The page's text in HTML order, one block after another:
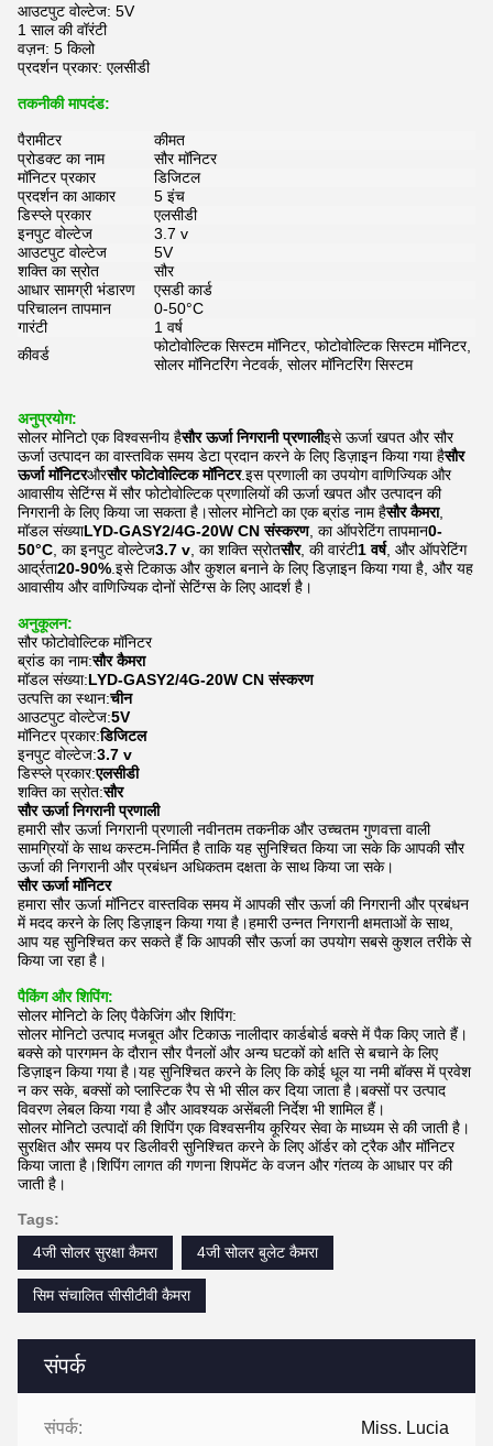
संपर्क
संपर्क: Miss. Lucia
आउटपुट वोल्टेज: 5V
1 साल की वॉरंटी
वज़न: 5 किलो
प्रदर्शन प्रकार: एलसीडी
तकनीकी मापदंड:
पैरामीटर
कीमत
प्रोडक्ट का नाम
सौर मॉनिटर
मॉनिटर प्रकार
डिजिटल
प्रदर्शन का आकार
5 इंच
डिस्प्ले प्रकार
एलसीडी
इनपुट वोल्टेज
3.7 v
आउटपुट वोल्टेज
5V
शक्ति का स्रोत
सौर
आधार सामग्री भंडारण
एसडी कार्ड
परिचालन तापमान
0-50°C
गारंटी
1 वर्ष
कीवर्ड
फोटोवोल्टिक सिस्टम मॉनिटर, फोटोवोल्टिक सिस्टम मॉनिटर,
सोलर मॉनिटरिंग नेटवर्क, सोलर मॉनिटरिंग सिस्टम
अनुप्रयोग:
सोलर मोनिटो एक विश्वसनीय हैसौर ऊर्जा निगरानी प्रणालीइसे ऊर्जा खपत और सौर
ऊर्जा उत्पादन का वास्तविक समय डेटा प्रदान करने के लिए डिज़ाइन किया गया हैसौर
ऊर्जा मॉनिटरऔरसौर फोटोवोल्टिक मॉनिटर.इस प्रणाली का उपयोग वाणिज्यिक और
आवासीय सेटिंग्स में सौर फोटोवोल्टिक प्रणालियों की ऊर्जा खपत और उत्पादन की
निगरानी के लिए किया जा सकता है।सोलर मोनिटो का एक ब्रांड नाम हैसौर कैमरा,
मॉडल संख्याLYD-GASY2/4G-20W CN संस्करण, का ऑपरेटिंग तापमान0-
50°C , का इनपुट वोल्टेज3.7 v , का शक्ति स्रोतसौर, की वारंटी1 वर्ष, और ऑपरेटिंग
आर्द्रता20-90% .इसे टिकाऊ और कुशल बनाने के लिए डिज़ाइन किया गया है, और यह
आवासीय और वाणिज्यिक दोनों सेटिंग्स के लिए आदर्श है।
अनुकूलन:
सौर फोटोवोल्टिक मॉनिटर
ब्रांड का नाम:सौर कैमरा
मॉडल संख्या:LYD-GASY2/4G-20W CN संस्करण
उत्पत्ति का स्थान:चीन
आउटपुट वोल्टेज:5V
मॉनिटर प्रकार:डिजिटल
इनपुट वोल्टेज:3.7 v
डिस्प्ले प्रकार:एलसीडी
शक्ति का स्रोत:सौर
सौर ऊर्जा निगरानी प्रणाली
हमारी सौर ऊर्जा निगरानी प्रणाली नवीनतम तकनीक और उच्चतम गुणवत्ता वाली
सामग्रियों के साथ कस्टम-निर्मित है ताकि यह सुनिश्चित किया जा सके कि आपकी सौर
ऊर्जा की निगरानी और प्रबंधन अधिकतम दक्षता के साथ किया जा सके।
सौर ऊर्जा मॉनिटर
हमारा सौर ऊर्जा मॉनिटर वास्तविक समय में आपकी सौर ऊर्जा की निगरानी और प्रबंधन
में मदद करने के लिए डिज़ाइन किया गया है।हमारी उन्नत निगरानी क्षमताओं के साथ,
आप यह सुनिश्चित कर सकते हैं कि आपकी सौर ऊर्जा का उपयोग सबसे कुशल तरीके से
किया जा रहा है।
पैकिंग और शिपिंग:
सोलर मोनिटो के लिए पैकेजिंग और शिपिंग:
सोलर मोनिटो उत्पाद मजबूत और टिकाऊ नालीदार कार्डबोर्ड बक्से में पैक किए जाते हैं।
बक्से को पारगमन के दौरान सौर पैनलों और अन्य घटकों को क्षति से बचाने के लिए
डिज़ाइन किया गया है।यह सुनिश्चित करने के लिए कि कोई धूल या नमी बॉक्स में प्रवेश
न कर सके, बक्सों को प्लास्टिक रैप से भी सील कर दिया जाता है।बक्सों पर उत्पाद
विवरण लेबल किया गया है और आवश्यक असेंबली निर्देश भी शामिल हैं।
सोलर मोनिटो उत्पादों की शिपिंग एक विश्वसनीय कूरियर सेवा के माध्यम से की जाती है।
सुरक्षित और समय पर डिलीवरी सुनिश्चित करने के लिए ऑर्डर को ट्रैक और मॉनिटर
किया जाता है।शिपिंग लागत की गणना शिपमेंट के वजन और गंतव्य के आधार पर की
जाती है।
Tags:
4जी सोलर सुरक्षा कैमरा
4जी सोलर बुलेट कैमरा
सिम संचालित सीसीटीवी कैमरा